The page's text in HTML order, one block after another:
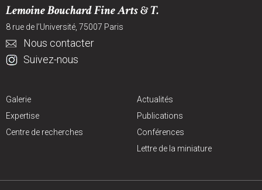
Lemoine Bouchard Fine Arts & T.
8 rue de l’Université, 75007 Paris
Nous contacter
Suivez-nous
Galerie
Expertise
Centre de recherches
Actualités
Publications
Conférences
Lettre de la miniature